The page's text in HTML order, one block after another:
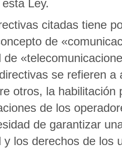
Ley.
citadas tiene
de
de
se refieren
otros, la
de los
de garantizar
y los derechos de los